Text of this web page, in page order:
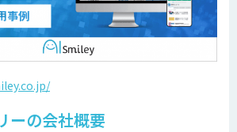
ーの会社概要